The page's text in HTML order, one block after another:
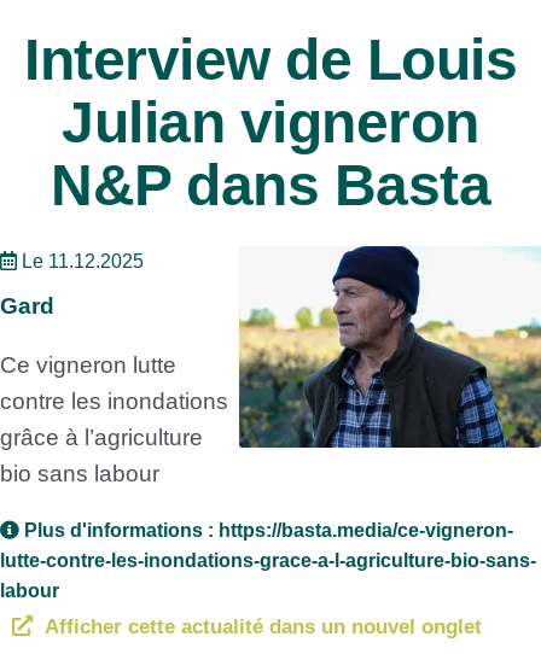
Interview de Louis
Julian vigneron
N&P dans Basta
Le 11.12.2025
Gard
Ce vigneron lutte
contre les inondations
grâce à l’agriculture
bio sans labour
Plus d'informations : https://basta.media/ce-vigneron-
lutte-contre-les-inondations-grace-a-l-agriculture-bio-sans-
labour
Afficher cette actualité dans un nouvel onglet